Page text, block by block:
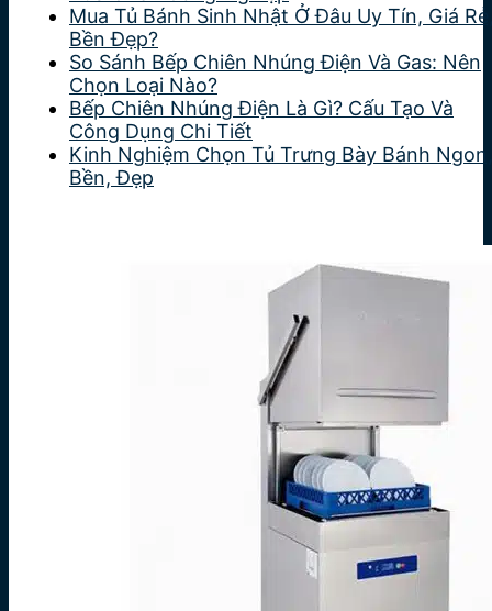
Mua Tủ Bánh Sinh Nhật Ở Đâu Uy Tín, Giá
Bền Đẹp?
So Sánh Bếp Chiên Nhúng Điện Và Gas: Nên
Chọn Loại Nào?
Bếp Chiên Nhúng Điện Là Gì? Cấu Tạo Và
Công Dụng Chi Tiết
Kinh Nghiệm Chọn Tủ Trưng Bày Bánh Ngon,
Bền, Đẹp